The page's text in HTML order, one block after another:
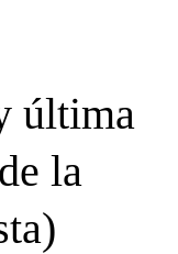
última
la